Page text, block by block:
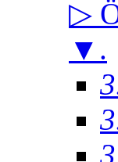
▷
▼ .